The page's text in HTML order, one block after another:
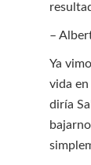
–
Ya
vida
diría